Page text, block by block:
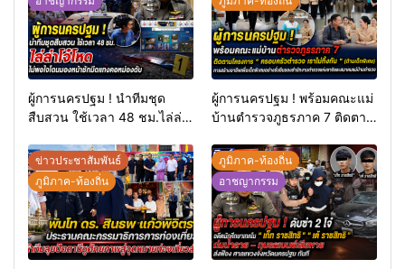
ผู้การนครปฐม ! นำทีมชุด
สืบสวน ใช้เวลา 48 ชม.ไล่ล่า
ชักมีดแทงคอหม่องดับ
ผู้การนครปฐม ! พร้อมคณะแม่
บ้านตำรวจภูธรภาค 7 ติดตาม
เราไม่ทิ้งกัน ” (ด้านเด็กพิเศษ)
การสร้างอาชีพเพื่อเด็กพิเศษ
อย่างยั่งยืนของสำนักงาน
ตำรวจแห่งชาติและสมาคมแม่
บ้านตำรวจ
ข่าวประชาสัมพันธ์
ภูมิภาค-ท้องถิ่น
ภูมิภาค-ท้องถิ่น
อาชญากรรม